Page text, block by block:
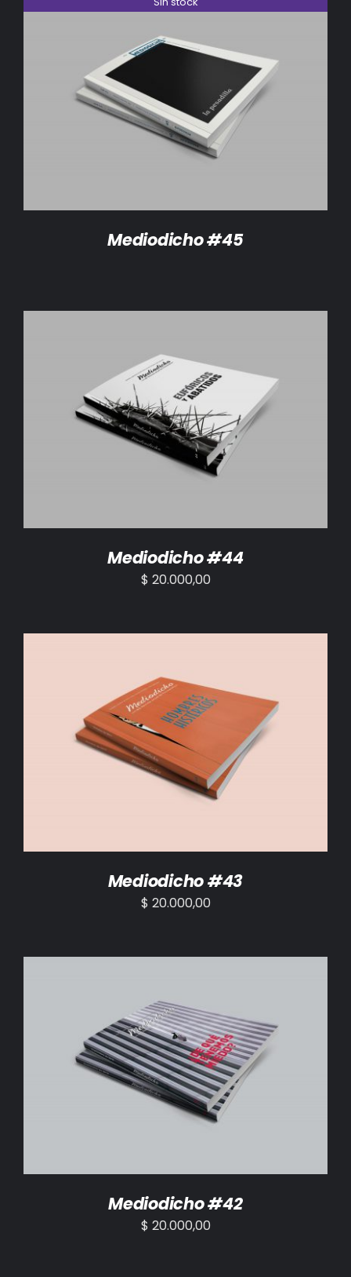
DETALLES
Mediodicho #45
AÑADIR AL CARRITO / DETALLES
Mediodicho #44
$ 20.000,00
AÑADIR AL CARRITO DETALLES
Mediodicho #43
$ 20.000,00
AÑADIR AL CARRITO / DETALLES
Mediodicho #42
$ 20.000,00